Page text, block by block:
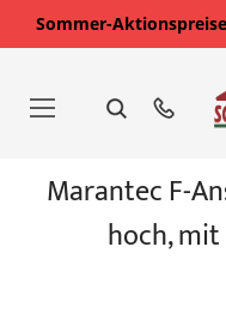
Sommer-Aktionspreise
springen
Marantec F-
hoch,